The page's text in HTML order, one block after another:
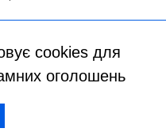
cookies для
оголошень